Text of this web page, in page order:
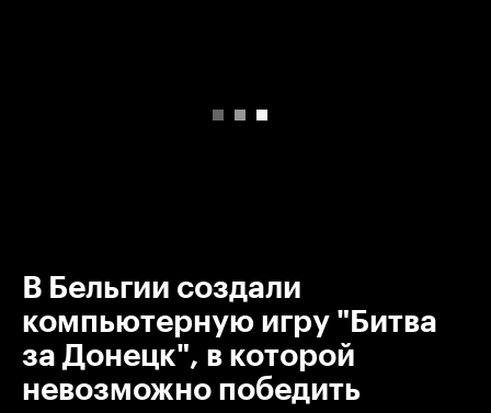
В Бельгии создали
компьютерную игру "Битва
за Донецк", в которой
невозможно победить